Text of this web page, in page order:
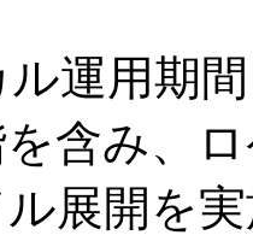
ル運用期
含み、
展開を